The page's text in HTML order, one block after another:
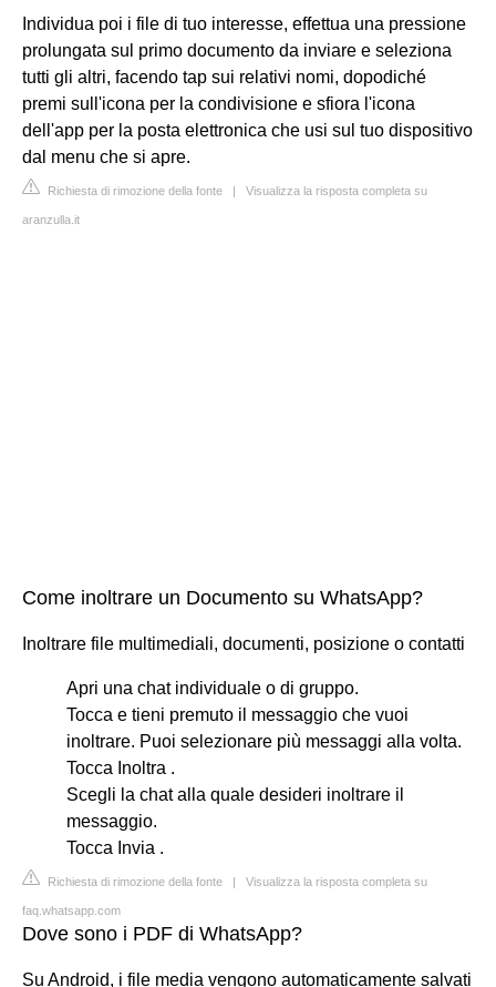
Individua poi i file di tuo interesse, effettua una pressione
prolungata sul primo documento da inviare e seleziona
tutti gli altri, facendo tap sui relativi nomi, dopodiché
premi sull'icona per la condivisione e sfiora l'icona
dell'app per la posta elettronica che usi sul tuo dispositivo
dal menu che si apre.
Richiesta di rimozione della fonte | Visualizza la risposta completa su
aranzulla.it
Come inoltrare un Documento su WhatsApp?
Inoltrare file multimediali, documenti, posizione o contatti
Apri una chat individuale o di gruppo.
Tocca e tieni premuto il messaggio che vuoi
inoltrare. Puoi selezionare più messaggi alla volta.
Tocca Inoltra .
Scegli la chat alla quale desideri inoltrare il
messaggio.
Tocca Invia .
Richiesta di rimozione della fonte | Visualizza la risposta completa su
faq.whatsapp.com
Dove sono i PDF di WhatsApp?
Su Android, i file media vengono automaticamente salvati